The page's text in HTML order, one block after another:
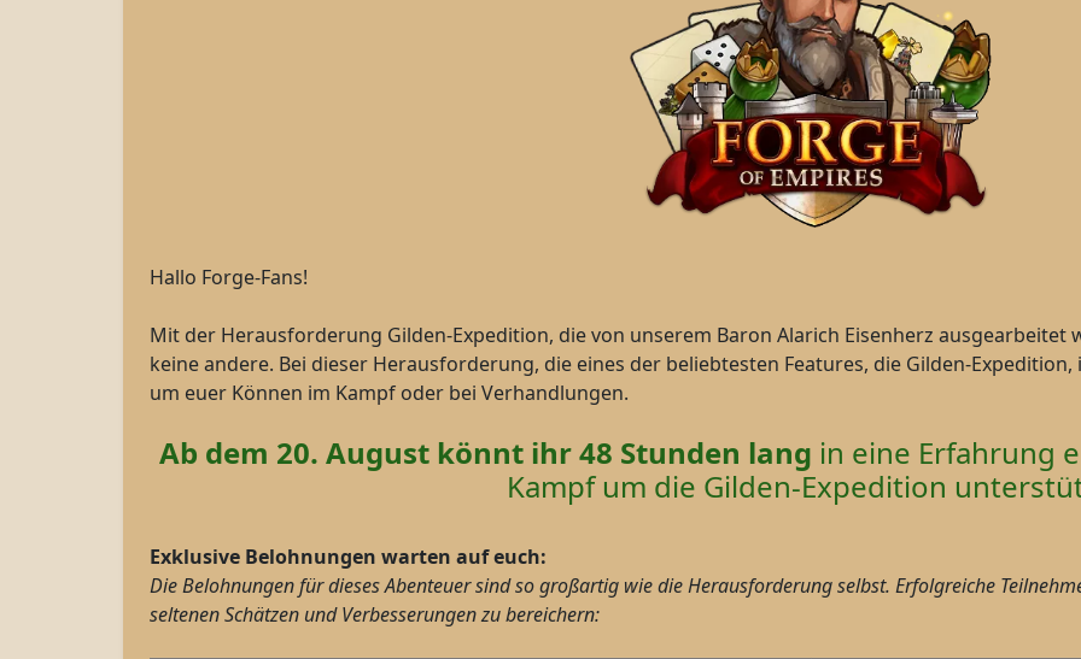
Hallo Forge-Fans!
Mit der Herausforderung Gilden-Expedition, die von unserem Baron Alarich Eisenherz ausgearbeitet
keine andere. Bei dieser Herausforderung, die eines der beliebtesten Features, die Gilden-
um euer Können im Kampf oder bei Verhandlungen.
Ab dem 20. August könnt ihr 48 Stunden lang in eine Erfahrung
Kampf um die Gilden-Expedition
Exklusive Belohnungen warten auf euch:
Die Belohnungen für dieses Abenteuer sind so großartig wie die Herausforderung selbst. Erfolgreiche
seltenen Schätzen und Verbesserungen zu bereichern: